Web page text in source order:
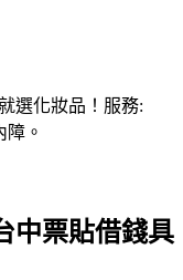
選化妝品！服務:
。
中票貼借錢具